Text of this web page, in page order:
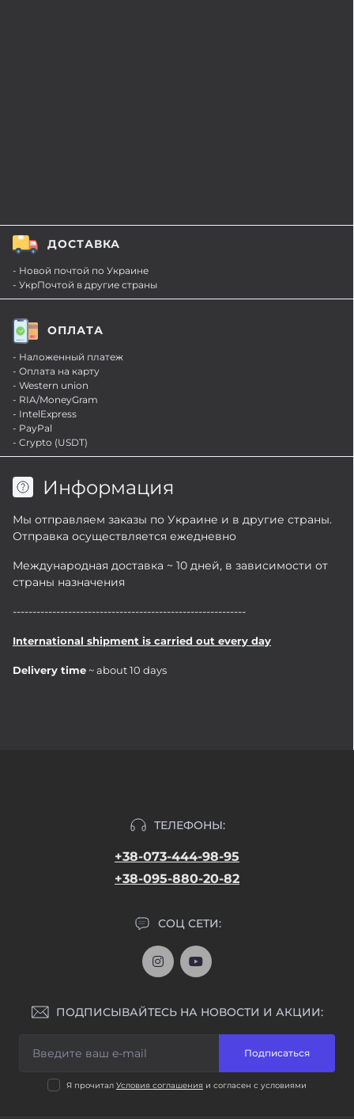
ДОСТАВКА
- Новой почтой по Украине
- УкрПочтой в другие страны
ОПЛАТА
- Наложенный платеж
- Оплата на карту
- Western union
- RIA/MoneyGram
- IntelExpress
- PayPal
- Crypto (USDT)
Информация
Мы отправляем заказы по Украине и в другие страны.
Отправка осуществляется ежедневно
Международная доставка ~ 10 дней, в зависимости от
страны назначения
-----------------------------------------------------------
International shipment is carried out every day
Delivery time ~ about 10 days
ТЕЛЕФОНЫ:
+38-073-444-98-95
+38-095-880-20-82
СОЦ СЕТИ:
ПОДПИСЫВАЙТЕСЬ НА НОВОСТИ И АКЦИИ:
Подписаться
Я прочитал Условия соглашения и согласен с условиями